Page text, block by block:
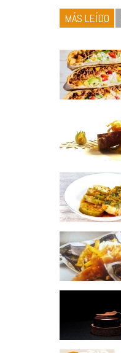
MÁS LEÍDO